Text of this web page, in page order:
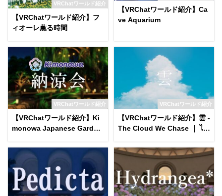
VRChatワールド紹介
【VRChatワールド紹介】フ
ィオーレ薫る時間
【VRChatワールド紹介】Ca
ve Aquarium
VRChatワールド紹介
【VRChatワールド紹介】Ki
monowa Japanese Garden
VRChatワールド紹介
【VRChatワールド紹介】雲 -
The Cloud We Chase ｜ ไก